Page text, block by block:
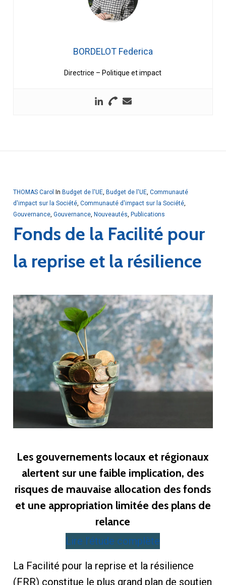
BORDELOT Federica
Directrice – Politique et impact
THOMAS Carol In Budget de l'UE, Budget de l'UE, Communauté
d'impact sur la Société, Communauté d'impact sur la Société,
Gouvernance, Gouvernance, Nouveautés, Publications
Fonds de la Facilité pour
la reprise et la résilience
Les gouvernements locaux et régionaux
alertent sur une faible implication, des
risques de mauvaise allocation des fonds
et une appropriation limitée des plans de
relance
Lire l’étude complète
La Facilité pour la reprise et la résilience
(FRR) constitue le plus grand plan de soutien